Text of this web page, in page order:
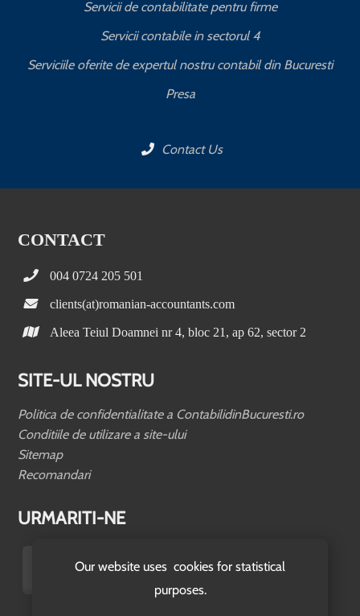
Our website uses cookies for statistical
purposes.
Servicii de contabilitate pentru firme
Servicii contabile in sectorul 4
Serviciile oferite de expertul nostru contabil din Bucuresti
Presa
Contact Us
CONTACT
004 0724 205 501
clients(at)romanian-accountants.com
Aleea Teiul Doamnei nr 4, bloc 21, ap 62, sector 2
SITE-UL NOSTRU
Politica de confidentialitate a ContabilidinBucuresti.ro
Conditiile de utilizare a site-ului
Sitemap
Recomandari
URMARITI-NE